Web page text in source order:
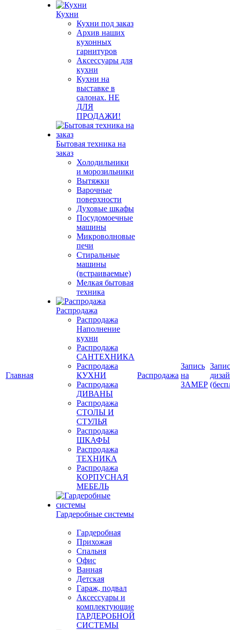
Главная
Кухни
Кухни под заказ
Архив наших
кухонных
гарнитуров
Аксессуары для
кухни
Кухни на
выставке в
салонах. НЕ
ДЛЯ
ПРОДАЖИ!
Бытовая техника на
заказ
Холодильники
и морозильники
Вытяжки
Варочные
поверхности
Духовые шкафы
Посудомоечные
машины
Микроволновые
печи
Стиральные
машины
(встраиваемые)
Мелкая бытовая
техника
Распродажа
Распродажа
Наполнение
кухни
Распродажа
САНТЕХНИКА
Распродажа
КУХНИ
Распродажа
ДИВАНЫ
Распродажа
СТОЛЫ И
СТУЛЬЯ
Распродажа
ШКАФЫ
Распродажа
ТЕХНИКА
Распродажа
КОРПУСНАЯ
МЕБЕЛЬ
Гардеробные системы
Гардеробная
Прихожая
Спальня
Офис
Ванная
Детская
Гараж, подвал
Аксессуары и
комплектующие
ГАРДЕРОБНОЙ
СИСТЕМЫ
Распродажа
Запись
на
ЗАМЕР